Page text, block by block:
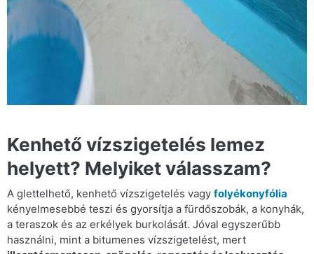
Kenhető vízszigetelés lemez
helyett? Melyiket válasszam?
A glettelhető, kenhető vízszigetelés vagy folyékonyfólia
kényelmesebbé teszi és gyorsítja a fürdőszobák, a konyhák,
a teraszok és az erkélyek burkolását. Jóval egyszerűbb
használni, mint a bitumenes vízszigetelést, mert